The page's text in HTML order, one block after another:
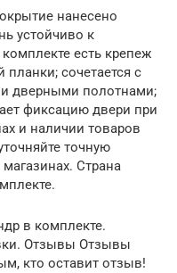
нанесено
устойчиво к
есть крепеж
сочетается с
дверными полотнами;
фиксацию двери при
и наличии товаров
точную
Страна
в комплекте.
Отзывы Отзывы
кто оставит отзыв!